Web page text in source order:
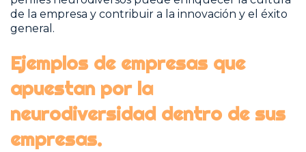
de la empresa y contribuir a la innovación y el éxito
general.
Ejemplos de empresas que
apuestan por la
neurodiversidad dentro de sus
empresas.